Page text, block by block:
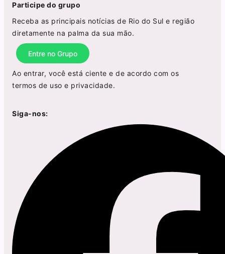
Participe do grupo
Receba as principais notícias de Rio do Sul e região
diretamente na palma da sua mão.
Entre no Grupo
Ao entrar, você está ciente e de acordo com os
termos de uso e privacidade.
Siga-nos: